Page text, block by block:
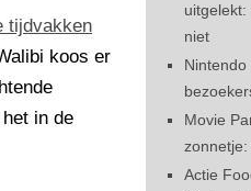
tijdvakken
koos er
in de
niet
Movie
Actie